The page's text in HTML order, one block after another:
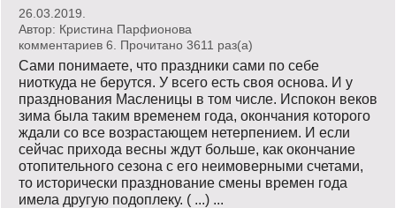
26.03.2019.
Автор: Кристина Парфионова
комментариев 6. Прочитано 3611 раз(a)
Сами понимаете, что праздники сами по себе
ниоткуда не берутся. У всего есть своя основа. И у
празднования Масленицы в том числе. Испокон веков
зима была таким временем года, окончания которого
ждали со все возрастающем нетерпением. И если
сейчас прихода весны ждут больше, как окончание
отопительного сезона с его неимоверными счетами,
то исторически празднование смены времен года
имела другую подоплеку. ( ...) ...